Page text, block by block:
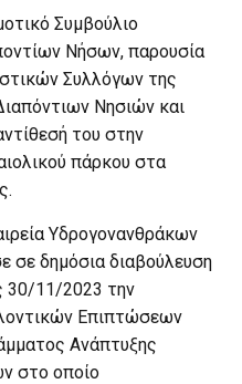
Συμβούλιο
Νήσων, παρουσία
Συλλόγων της
Νησιών και
του στην
πάρκου στα
Υδρογονανθράκων
σε δημόσια διαβούλευση
30/11/2023 την
Επιπτώσεων
Ανάπτυξης
στο οποίο